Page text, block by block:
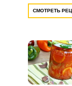
СМОТРЕТЬ
ВХОД